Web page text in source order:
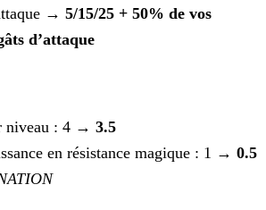
→ 5/15/25 + 50% de vos
d’attaque
niveau : 4 → 3.5
en résistance magique : 1 → 0.5